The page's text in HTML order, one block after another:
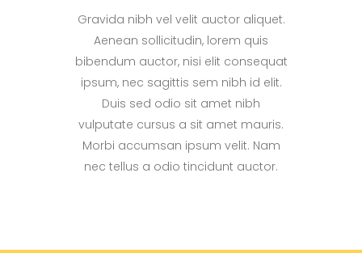
Gravida nibh vel velit auctor aliquet.
Aenean sollicitudin, lorem quis
bibendum auctor, nisi elit consequat
ipsum, nec sagittis sem nibh id elit.
Duis sed odio sit amet nibh
vulputate cursus a sit amet mauris.
Morbi accumsan ipsum velit. Nam
nec tellus a odio tincidunt auctor.